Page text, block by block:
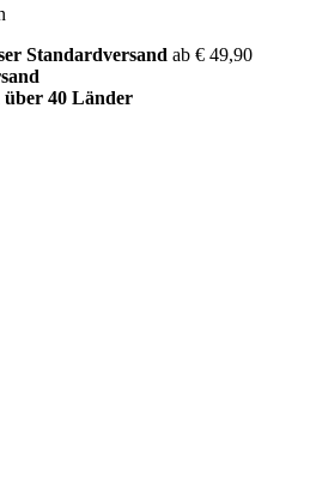
Standardversand ab € 49,90
über 40 Länder